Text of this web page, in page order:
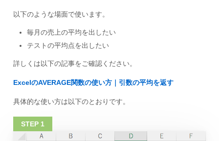
以下のような場面で使います。
毎月の売上の平均を出したい
テストの平均点を出したい
詳しくは以下の記事をご確認ください。
ExcelのAVERAGE関数の使い方｜引数の平均を返す
具体的な使い方は以下のとおりです。